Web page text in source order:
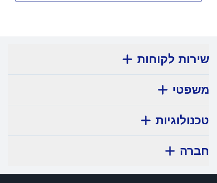
שירות לקוחות
משפטי
טכנולוגיות
חברה